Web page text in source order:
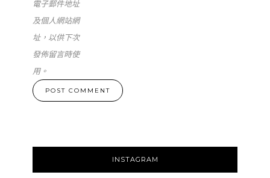
電子郵件地址
及個人網站網
址，以供下次
發佈留言時使
用。
INSTAGRAM